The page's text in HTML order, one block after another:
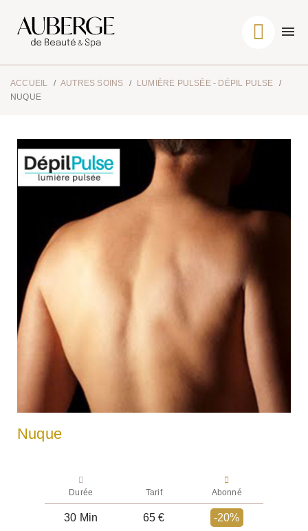
ACCUEIL AUTRES SOINS
LUMIÈRE PULSÉE - DÉPIL PULSE
NUQUE
Nuque
Durée Tarif Abonné
30 Min 65 € -20%